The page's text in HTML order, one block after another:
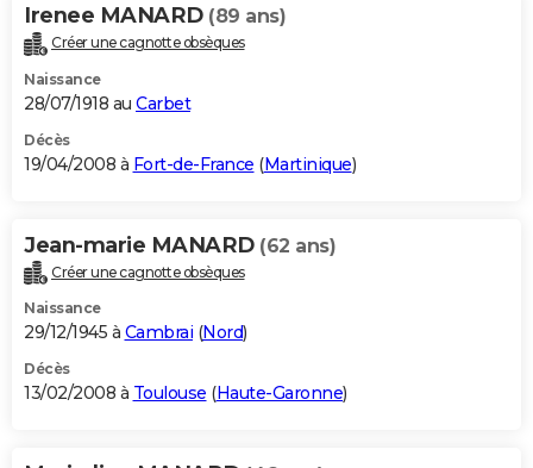
Irenee MANARD (89 ans)
Créer une cagnotte obsèques
Naissance
28/07/1918 au Carbet
Décès
19/04/2008 à Fort-de-France (Martinique)
Jean-marie MANARD (62 ans)
Créer une cagnotte obsèques
Naissance
29/12/1945 à Cambrai (Nord)
Décès
13/02/2008 à Toulouse (Haute-Garonne)